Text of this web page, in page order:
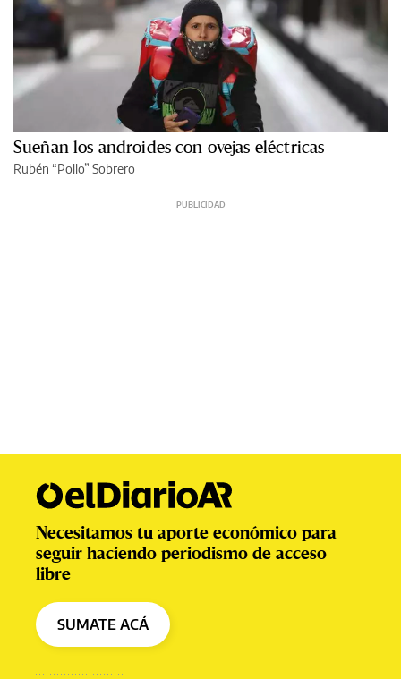
Sueñan los androides con ovejas eléctricas
Rubén “Pollo” Sobrero
Necesitamos tu aporte económico para
seguir haciendo periodismo de acceso
libre
SUMATE ACÁ